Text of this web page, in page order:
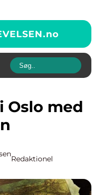
no
Redaktionel